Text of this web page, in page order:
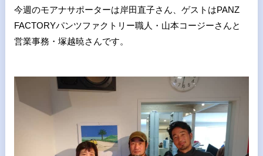
今週のモアナサポーターは岸田直子さん、ゲストはPANZ
FACTORYパンツファクトリー職人・山本コージーさんと
営業事務・塚越暁さんです。